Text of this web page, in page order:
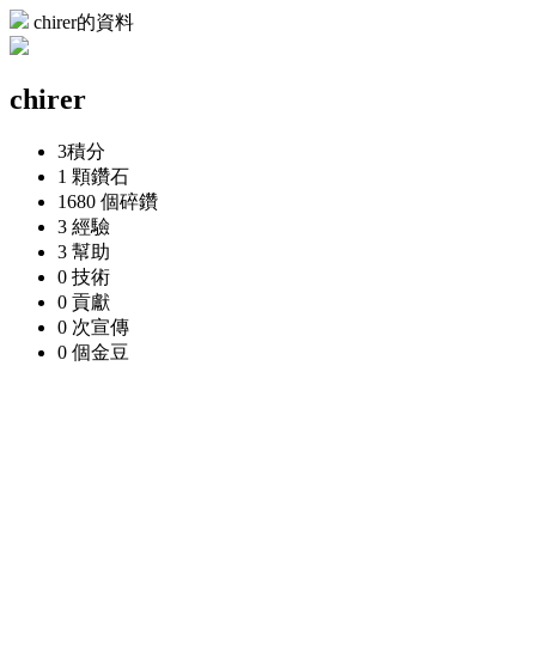
chirer的資料
chirer
3積分
1 顆鑽石
1680 個碎鑽
3 經驗
3 幫助
0 技術
0 貢獻
0 次宣傳
0 個金豆